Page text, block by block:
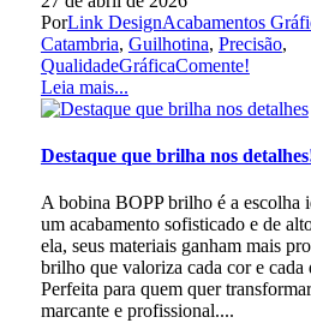
PorLink DesignAcabamentos
Catambria, Guilhotina, Precisão,
QualidadeGráficaComente!
Leia mais...
Destaque que brilha nos
A bobina BOPP brilho é a escolha
um acabamento sofisticado e de
ela, seus materiais ganham mais
brilho que valoriza cada cor e cada
Perfeita para quem quer
marcante e profissional....